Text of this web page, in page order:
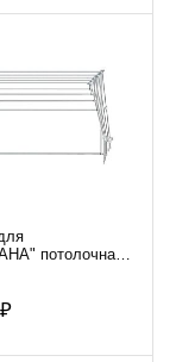
потолочная
₽